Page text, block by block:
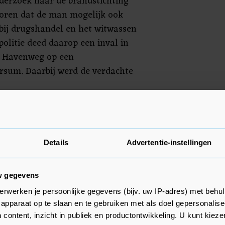
Details Advertentie-instellingen
gegevens
je persoonlijke gegevens (bijv. uw IP-adres) met
op te slaan en te gebruiken met als doel
content, inzicht in publiek en productontwikkeling. U kunt
dat de man mogelijk ook
drugshandel en het witwassen
deed daarop een inval in
op een
Daarbij werd de verdachte
drugs aangetroffen. Ook
bij zich. Het bedrijfspand
was illegaal ingericht als
de mogelijkheden tot